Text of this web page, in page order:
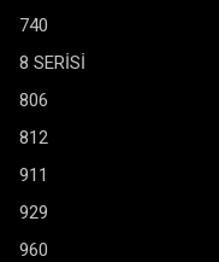
740
8 SERİSİ
806
812
911
929
960